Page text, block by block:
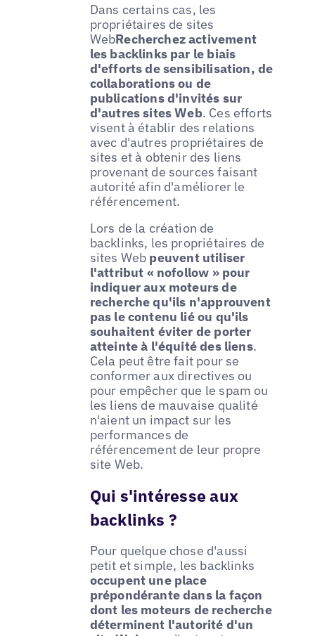
Dans certains cas, les
propriétaires de sites
WebRecherchez activement
les backlinks par le biais
d'efforts de sensibilisation, de
collaborations ou de
publications d'invités sur
d'autres sites Web. Ces efforts
visent à établir des relations
avec d'autres propriétaires de
sites et à obtenir des liens
provenant de sources faisant
autorité afin d'améliorer le
référencement.
Lors de la création de
backlinks, les propriétaires de
sites Web peuvent utiliser
l'attribut « nofollow » pour
indiquer aux moteurs de
recherche qu'ils n'approuvent
pas le contenu lié ou qu'ils
souhaitent éviter de porter
atteinte à l'équité des liens.
Cela peut être fait pour se
conformer aux directives ou
pour empêcher que le spam ou
les liens de mauvaise qualité
n'aient un impact sur les
performances de
référencement de leur propre
site Web.
Qui s'intéresse aux
backlinks ?
Pour quelque chose d'aussi
petit et simple, les backlinks
occupent une place
prépondérante dans la façon
dont les moteurs de recherche
déterminent l'autorité d'un